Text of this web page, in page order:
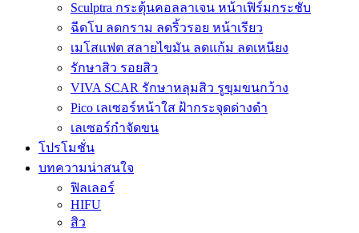
Sculptra กระตุ้นคอลลาเจน หน้าเฟิร์มกระชับ
ฉีดโบ ลดกราม ลดริ้วรอย หน้าเรียว
เมโสแฟต สลายไขมัน ลดแก้ม ลดเหนียง
รักษาสิว รอยสิว
VIVA SCAR รักษาหลุมสิว รูขุมขนกว้าง
Pico เลเซอร์หน้าใส ฝ้ากระจุดด่างดำ
เลเซอร์กำจัดขน
โปรโมชั่น
บทความน่าสนใจ
ฟิลเลอร์
HIFU
สิว